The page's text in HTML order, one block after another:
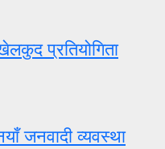
प्रतियोगिता
जनवादी व्यवस्था